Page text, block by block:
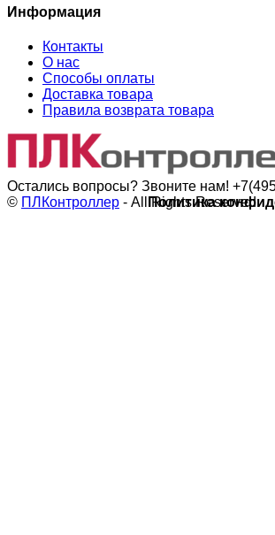
Информация
Контакты
О нас
Способы оплаты
Доставка товара
Правила возврата товара
Остались вопросы? Звоните нам!
© ПЛКонтроллер - All Rights Reserved
Политика